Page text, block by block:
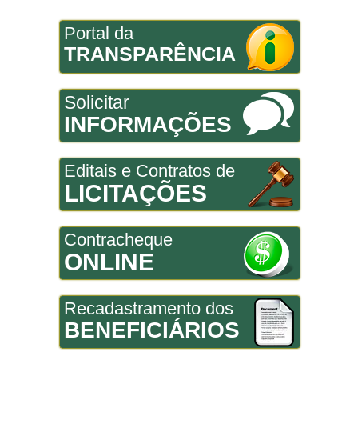
Portal da
TRANSPARÊNCIA
Solicitar
INFORMAÇÕES
Editais e Contratos de
LICITAÇÕES
Contracheque
ONLINE
Recadastramento dos
BENEFICIÁRIOS